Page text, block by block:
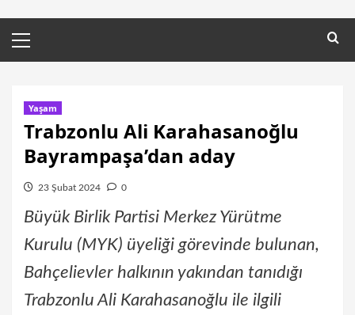
Yaşam
Trabzonlu Ali Karahasanoğlu
Bayrampaşa’dan aday
23 Şubat 2024 0
Büyük Birlik Partisi Merkez Yürütme
Kurulu (MYK) üyeliği görevinde bulunan,
Bahçelievler halkının yakından tanıdığı
Trabzonlu Ali Karahasanoğlu ile ilgili